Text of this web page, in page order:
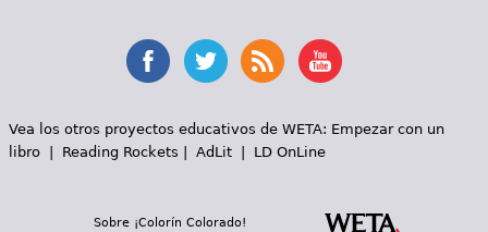
Vea los otros proyectos educativos de WETA: Empezar con un
libro| Reading Rockets AdLit| LD OnLine
Sobre ¡Colorín Colorado!